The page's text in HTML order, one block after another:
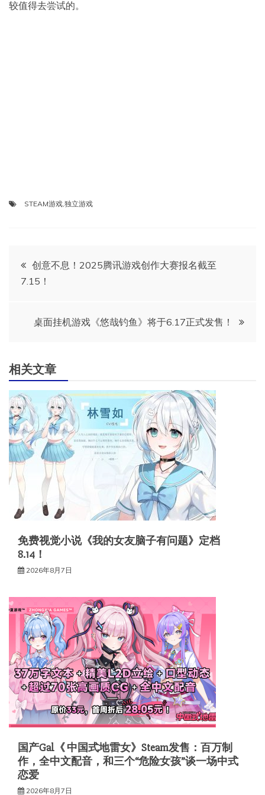
较值得去尝试的。
STEAM游戏 独立游戏
文
章
创意不息！2025腾讯游戏创作大赛报名截至
7.15！
桌面挂机游戏《悠哉钓鱼》将于6.17正式发售！
相关文章
免费视觉小说《我的女友脑子有问题》定档
8.14！
2026年8月7日
国产Gal《 中国式地雷女》Steam发售：百万制
作，全中文配音，和三个“危险女孩”谈一场中式
恋爱
2026年8月7日